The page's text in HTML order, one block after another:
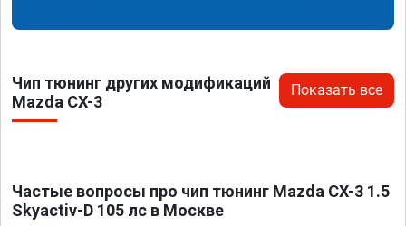
Чип тюнинг других модификаций
Mazda CX-3
Показать все
Частые вопросы про чип тюнинг Mazda CX-3 1.5
Skyactiv-D 105 лс в Москве